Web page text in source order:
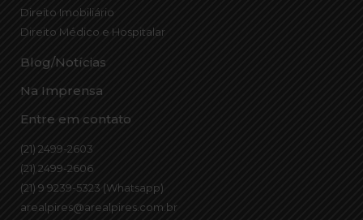
Direito Imobiliário
Direito Médico e Hospitalar
Blog/Notícias
Na Imprensa
Entre em contato
(21) 2499-2603
(21) 2499-2606
(21) 9 9239-5323 (Whatsapp)
arealpires@arealpires.com.br